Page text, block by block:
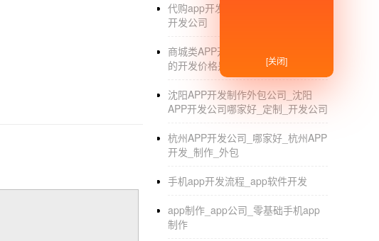
舞蹈学习APP开发 在线跟着学习舞蹈
随着社会的发展和生活水平的提高，很
很多人技能学习的优选，但是自学舞蹈有一
在我们的视野中。人们通过舞蹈学习APP就
舞蹈学习APP开发有哪些基础功能?
1、舞蹈资讯展示：在舞蹈学习APP首页
学舞蹈奠定良好的基础，也能方便用户深入了
2、舞蹈教学分类：而每个人对于舞蹈学
进行浏览，若是用户有特定需求，也能直接
3、舞蹈教程视频：APP开发也会为用户
代购app开发_海外代购平台哪个好_
开发公司
商城类APP开发价格_手机APP商城
的开发价格是多少
沈阳APP开发制作外包公司_沈阳
APP开发公司哪家好_定制_开发公司
杭州APP开发公司_哪家好_杭州APP
开发_制作_外包
手机app开发流程_app软件开发
app制作_app公司_零基础手机app
制作
[关闭]